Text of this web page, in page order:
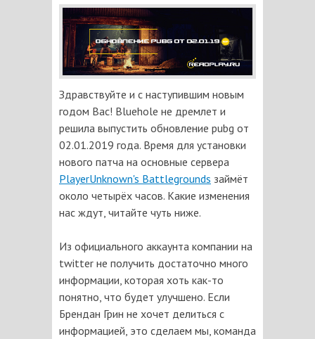
Здравствуйте и с наступившим новым
годом Вас! Bluehole не дремлет и
решила выпустить обновление pubg от
02.01.2019 года. Время для установки
нового патча на основные сервера
PlayerUnknown's Battlegrounds займёт
около четырёх часов. Какие изменения
нас ждут, читайте чуть ниже.
Из официального аккаунта компании на
twitter не получить достаточно много
информации, которая хоть как-то
понятно, что будет улучшено. Если
Брендан Грин не хочет делиться с
информацией, это сделаем мы, команда